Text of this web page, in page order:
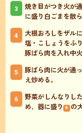
3
焼き目がつき火が
に盛り白ごまを散ら
4
大根おろしをザル
塩・こしょうをふ
豚ばら肉を入れ中
5
豚ばら肉に火が通
え炒める。
6
野菜がしんなりし
め、器に盛り 4 の